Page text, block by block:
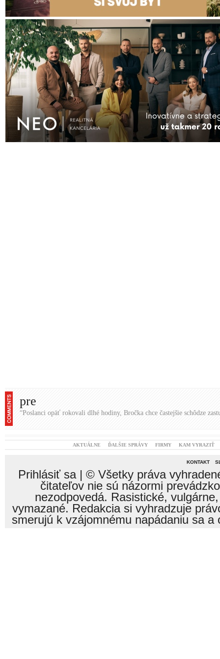
pre
“Poslanci opäť rokovali dlhé hodiny, Bročka chce častejšie schôdze
AKTUÁLNE ĎALŠIE SPRÁVY FIRMY KAM VYRAZIŤ
KONTAKT
Prihlásiť sa| © Všetky práva
čitateľov nie sú názormi
nezodpovedá. Rasistické,
vymazané. Redakcia si vyhradzuje
smerujú k vzájomnému napádaniu sa